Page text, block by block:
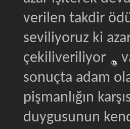
verilen takdir
seviliyoruz ki
çekiliveriliyor
sonuçta adam
pişmanlığın
duygusunun